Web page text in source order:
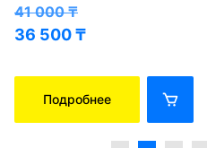
41 000₸
36 500₸
Подробнее